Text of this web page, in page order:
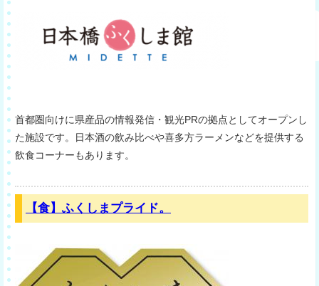
首都圏向けに県産品の情報発信・観光PRの拠点としてオープンし
た施設です。日本酒の飲み比べや喜多方ラーメンなどを提供する
飲食コーナーもあります。
【食】ふくしまプライド。